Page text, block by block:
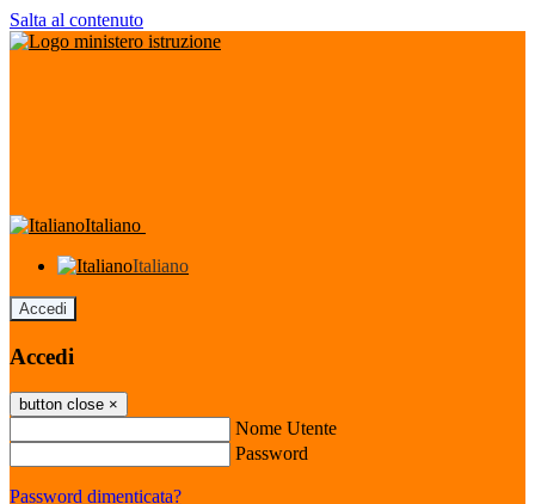
Salta al contenuto
Italiano
Italiano
Accedi
Accedi
button close ×
Nome Utente
Password
Password dimenticata?